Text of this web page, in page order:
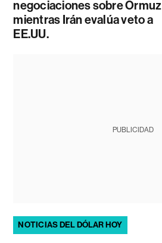
negociaciones sobre Ormuz
mientras Irán evalúa veto a
EE.UU.
PUBLICIDAD
NOTICIAS DEL DÓLAR HOY